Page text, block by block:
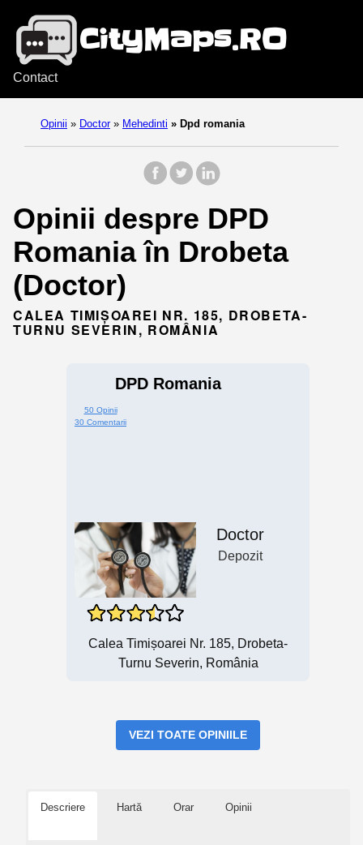
Contact
Opinii » Doctor » Mehedinti » Dpd romania
Opinii despre DPD
Romania în Drobeta
(Doctor)
CALEA TIMIȘOAREI NR. 185, DROBETA-
TURNU SEVERIN, ROMÂNIA
DPD Romania
50 Opinii
30 Comentarii
Doctor
Depozit
Calea Timișoarei Nr. 185, Drobeta-
Turnu Severin, România
VEZI TOATE OPINIILE
Descriere Hartă Orar Opinii